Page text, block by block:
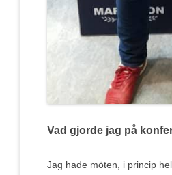
Vad gjorde jag på
Jag hade möten, i princip